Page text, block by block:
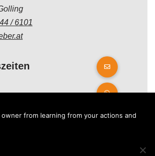
/ 6101
Uhr
from learning from your actions and